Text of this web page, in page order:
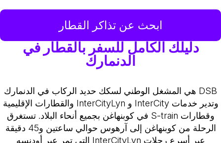
ابحث عن تذاكر القطار
دليلك الكامل للسفر بالقطار في
الدنمارك
DSB هي المشغل الوطني لسكك حديد الركاب في الدنمارك
وتدير خدمات InterCity و InterCityLyn والقطارات الإقليمية
وقطارات S-train في كوبنهاغن بجميع أنحاء البلاد. تستغرق
الرحلة من كوبنهاغن إلى آرهوس حوالي ساعتين و45 دقيقة
عبر أسرع رحلات InterCityLyn التي تمر عبر أودنسه